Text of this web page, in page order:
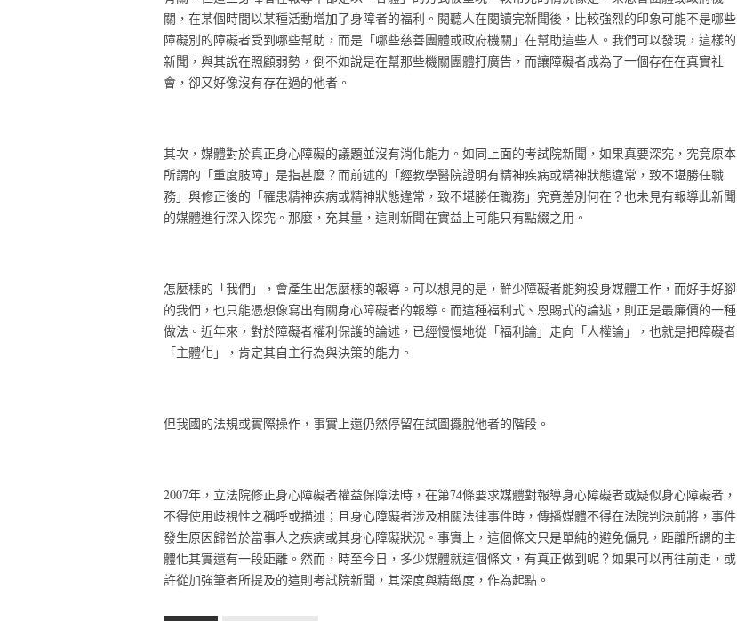
關，在某個時間以某種活動增加了身障者的福利。閱聽人在閱讀完新聞後，比較強烈的印象可能不是哪些
障礙別的障礙者受到哪些幫助，而是「哪些慈善團體或政府機關」在幫助這些人。我們可以發現，這樣的
新聞，與其說在照顧弱勢，倒不如說是在幫那些機關團體打廣告，而讓障礙者成為了一個存在在真實社
會，卻又好像沒有存在過的他者。
其次，媒體對於真正身心障礙的議題並沒有消化能力。如同上面的考試院新聞，如果真要深究，究竟原本
所謂的「重度肢障」是指甚麼？而前述的「經教學醫院證明有精神疾病或精神狀態違常，致不堪勝任職
務」與修正後的「罹患精神疾病或精神狀態違常，致不堪勝任職務」究竟差別何在？也未見有報導此新聞
的媒體進行深入探究。那麼，充其量，這則新聞在實益上可能只有點綴之用。
怎麼樣的「我們」，會產生出怎麼樣的報導。可以想見的是，鮮少障礙者能夠投身媒體工作，而好手好腳
的我們，也只能憑想像寫出有關身心障礙者的報導。而這種福利式、恩賜式的論述，則正是最廉價的一種
做法。近年來，對於障礙者權利保護的論述，已經慢慢地從「福利論」走向「人權論」，也就是把障礙者
「主體化」，肯定其自主行為與決策的能力。
但我國的法規或實際操作，事實上還仍然停留在試圖擺脫他者的階段。
2007年，立法院修正身心障礙者權益保障法時，在第74條要求媒體對報導身心障礙者或疑似身心障礙者，
不得使用歧視性之稱呼或描述；且身心障礙者涉及相關法律事件時，傳播媒體不得在法院判決前將，事件
發生原因歸咎於當事人之疾病或其身心障礙狀況。事實上，這個條文只是單純的避免偏見，距離所謂的主
體化其實還有一段距離。然而，時至今日，多少媒體就這個條文，有真正做到呢？如果可以再往前走，或
許從加強筆者所提及的這則考試院新聞，其深度與精緻度，作為起點。